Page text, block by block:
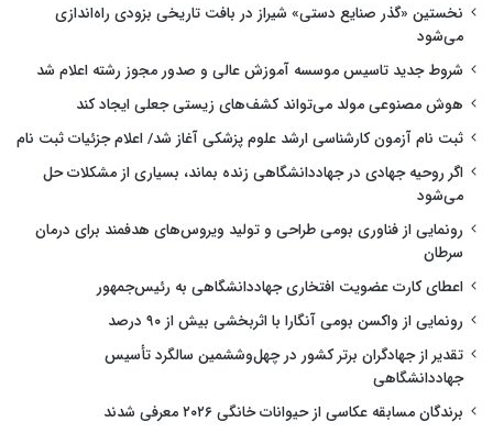
نخستین «گذر صنایع دستی» شیراز در بافت تاریخی بزودی راه‌اندازی
می‌شود
شروط جدید تاسیس موسسه آموزش عالی و صدور مجوز رشته اعلام شد
هوش مصنوعی مولد می‌تواند کشف‌های زیستی جعلی ایجاد کند
ثبت نام آزمون کارشناسی ارشد علوم پزشکی آغاز شد/ اعلام جزئیات ثبت نام
اگر روحیه جهادی در جهاددانشگاهی زنده بماند، بسیاری از مشکلات حل
می‌شود
رونمایی از فناوری بومی طراحی و تولید ویروس‌های هدفمند برای درمان
سرطان
اعطای کارت عضویت افتخاری جهاددانشگاهی به رئیس‌جمهور
رونمایی از واکسن بومی آنگارا با اثربخشی بیش از ۹۰ درصد
تقدیر از جهادگران برتر کشور در چهل‌وششمین سالگرد تأسیس
جهاددانشگاهی
برندگان مسابقه عکاسی از حیوانات خانگی ۲۰۲۶ معرفی شدند